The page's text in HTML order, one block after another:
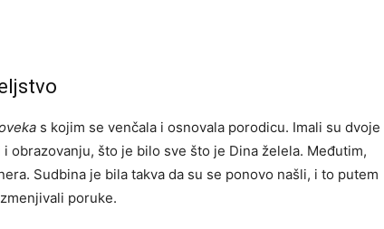
s kojim se venčala i osnovala porodicu. Imali su dvoje
obrazovanju, što je bilo sve što je Dina želela. Međutim,
Sudbina je bila takva da su se ponovo našli, i to putem
poruke.